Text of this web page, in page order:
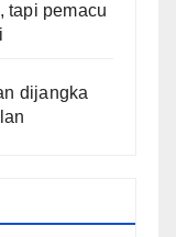
tapi pemacu
dijangka